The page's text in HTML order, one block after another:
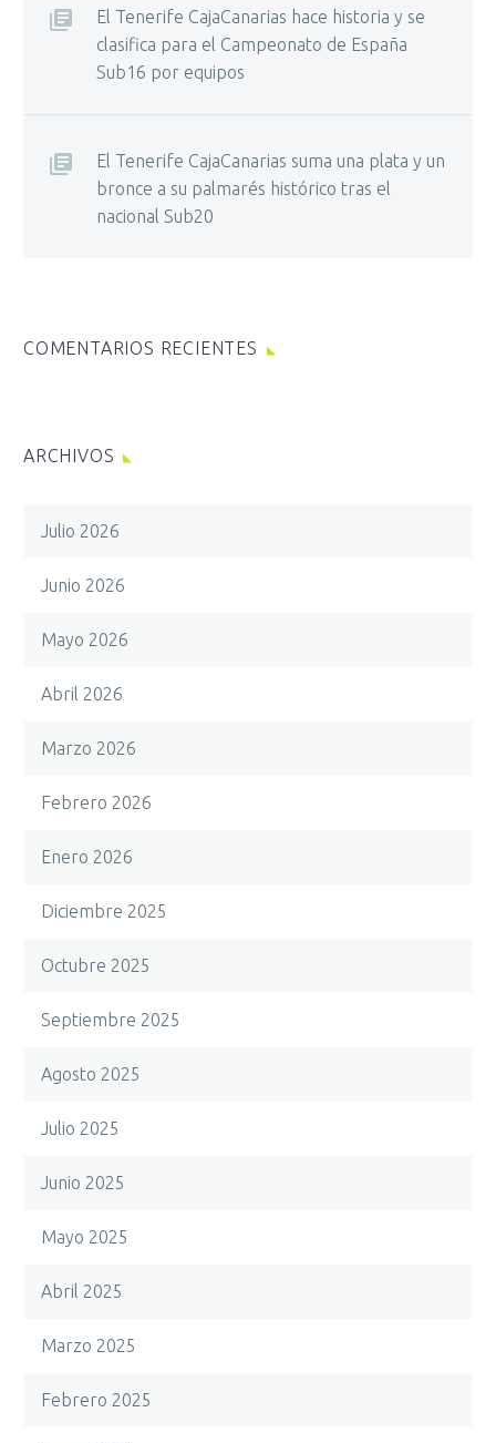
El Tenerife CajaCanarias hace historia y se
clasifica para el Campeonato de España
Sub16 por equipos
El Tenerife CajaCanarias suma una plata y un
bronce a su palmarés histórico tras el
nacional Sub20
COMENTARIOS RECIENTES
ARCHIVOS
Julio 2026
Junio 2026
Mayo 2026
Abril 2026
Marzo 2026
Febrero 2026
Enero 2026
Diciembre 2025
Octubre 2025
Septiembre 2025
Agosto 2025
Julio 2025
Junio 2025
Mayo 2025
Abril 2025
Marzo 2025
Febrero 2025